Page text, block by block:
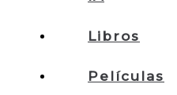
Libros
Películas